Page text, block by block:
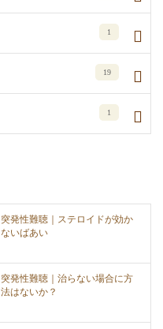
1
19
1
突発性難聴｜ステロイドが効か
ないばあい
突発性難聴｜治らない場合に方
法はないか？